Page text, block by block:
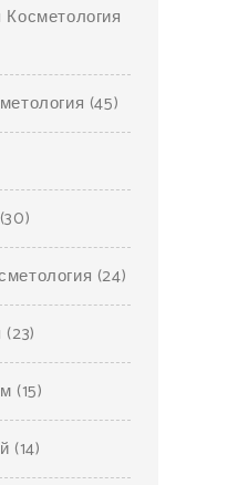
(45)
(30)
(24)
(23)
(15)
(14)